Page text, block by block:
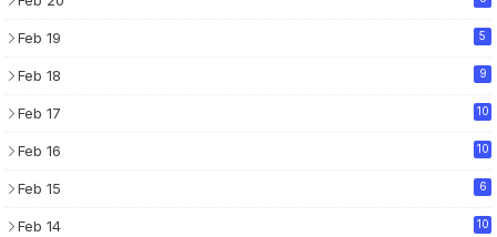
Feb 19 5
Feb 18 9
Feb 17 10
Feb 16 10
Feb 15 6
Feb 14 10